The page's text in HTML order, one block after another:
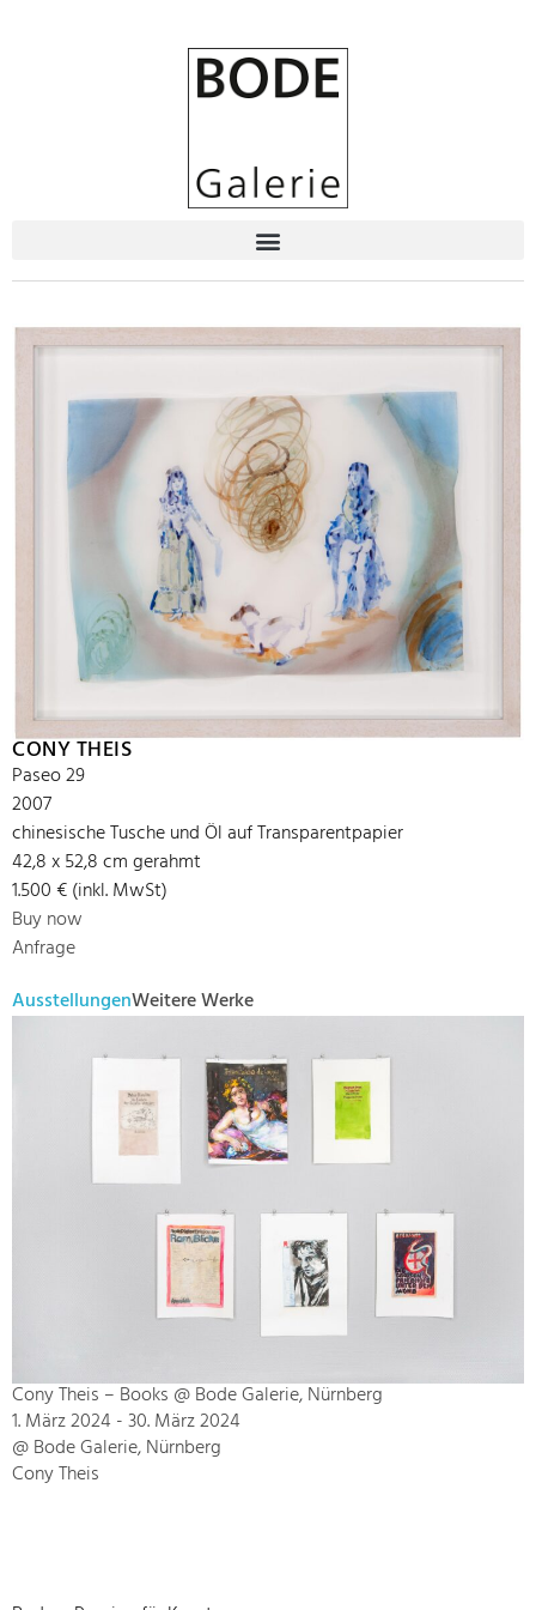
CONY THEIS
Paseo 29
2007
chinesische Tusche und Öl auf Transparentpapier
42,8 x 52,8 cm gerahmt
1.500 € (inkl. MwSt)
Buy now
Anfrage
AusstellungenWeitere Werke
Cony Theis – Books @ Bode Galerie, Nürnberg
1. März 2024 - 30. März 2024
@ Bode Galerie, Nürnberg
Cony Theis